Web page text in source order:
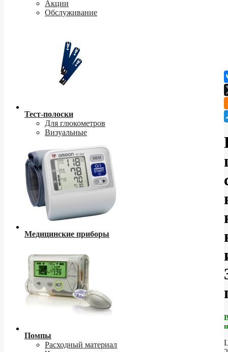
Акции
Обслуживание
Тест-полоски
Для глюкометров
Визуальные
Медицинские приборы
Помпы
Расходный материал